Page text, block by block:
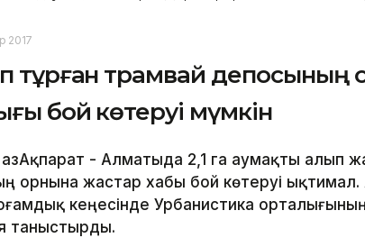
2017
тұрған трамвай депосының
бой көтеруі мүмкін
- Алматыда 2,1 га аумақты алып
орнына жастар хабы бой көтеруі
кеңесінде Урбанистика
таныстырды.